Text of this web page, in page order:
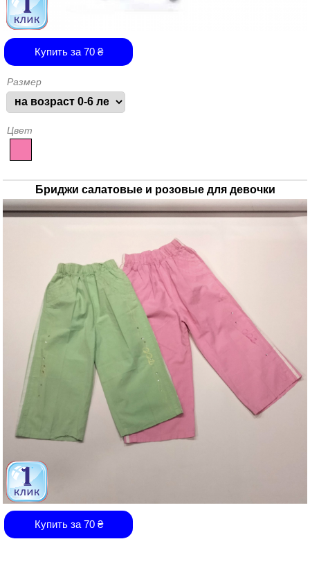
Купить за 70₴
Размер
Цвет
Бриджи салатовые и розовые для девочки
Купить за 70₴